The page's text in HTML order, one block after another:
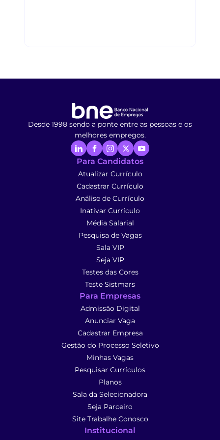
Desde 1998 sendo a ponte entre as pessoas e os
melhores empregos.
Para Candidatos
Atualizar Currículo
Cadastrar Currículo
Análise de Currículo
Inativar Currículo
Média Salarial
Pesquisa de Vagas
Sala VIP
Seja VIP
Testes das Cores
Teste Sistmars
Para Empresas
Admissão Digital
Anunciar Vaga
Cadastrar Empresa
Gestão do Processo Seletivo
Minhas Vagas
Pesquisar Currículos
Planos
Sala da Selecionadora
Seja Parceiro
Site Trabalhe Conosco
Institucional